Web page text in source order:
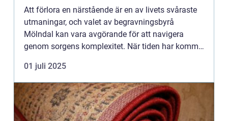
Att förlora en närstående är en av livets svåraste
utmaningar, och valet av begravningsbyrå
Mölndal kan vara avgörande för att navigera
genom sorgens komplexitet. När tiden har kommit
01 juli 2025